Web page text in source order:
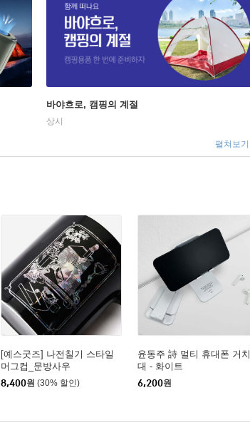
바야흐로, 캠핑의 계절
상시
펼쳐보기
[예스굿즈] 나전칠기 스타일
머그컵_문방사우
8,400원 (30% 할인)
윤동주 詩 멀티 휴대폰 거치
대 - 화이트
6,200원